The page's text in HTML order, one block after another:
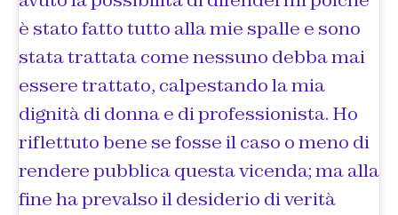
è stato fatto tutto alla mie spalle e sono
stata trattata come nessuno debba mai
essere trattato, calpestando la mia
dignità di donna e di professionista. Ho
riflettuto bene se fosse il caso o meno di
rendere pubblica questa vicenda; ma alla
fine ha prevalso il desiderio di verità